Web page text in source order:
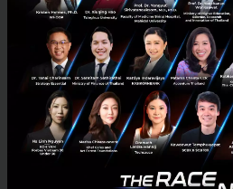
3 คำศัพท์สำคัญที่คุณต้องรู้และเข้าใจ เมื่อคุ
กรกฎาคม 14, 2022| ByTechsauce Team
dapp บล็อกเชน Protocol